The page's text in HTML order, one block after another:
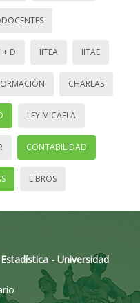
I + D IITEA IITAE
CHARLAS
LEY MICAELA
CONTABILIDAD
LIBROS
- Universidad